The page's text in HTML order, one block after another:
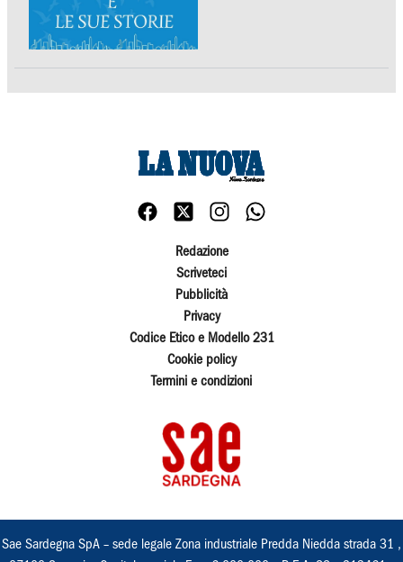
Redazione
Scriveteci
Pubblicità
Privacy
Codice Etico e Modello 231
Cookie policy
Termini e condizioni
Sae Sardegna SpA – sede legale Zona industriale Predda Niedda strada 31 ,